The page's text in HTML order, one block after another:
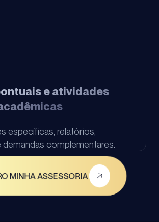
e atividades
específicas, relatórios,
complementares.
MINHA ASSESSORIA